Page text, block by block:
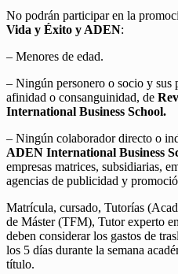
No podrán participar en la
Vida y Éxito y ADEN:
– Menores de edad.
– Ningún personero o socio y sus
afinidad o consanguinidad, de
International Business School.
– Ningún colaborador directo o
ADEN International Business
empresas matrices, subsidiarias,
agencias de publicidad y
Matrícula, cursado, Tutorías
de Máster (TFM), Tutor experto
deben considerar los gastos de
los 5 días durante la semana
título.